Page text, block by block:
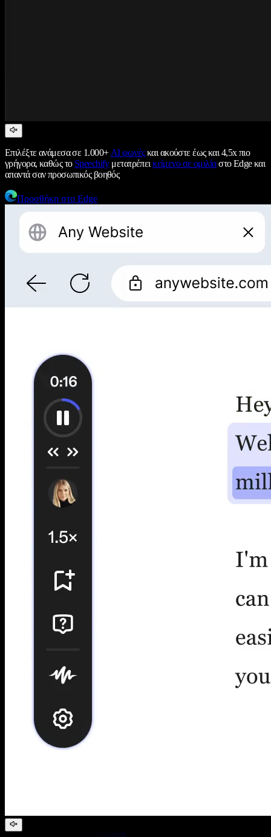
Επιλέξτε ανάμεσα σε 1.000+ AI φωνέςκαι ακούστε έως και 4,5x πιο
γρήγορα, καθώς το Speechifyμετατρέπεικείμενο σε ομιλίαστο Edge και
απαντά σαν προσωπικός βοηθός
Προσθήκη στο Edge